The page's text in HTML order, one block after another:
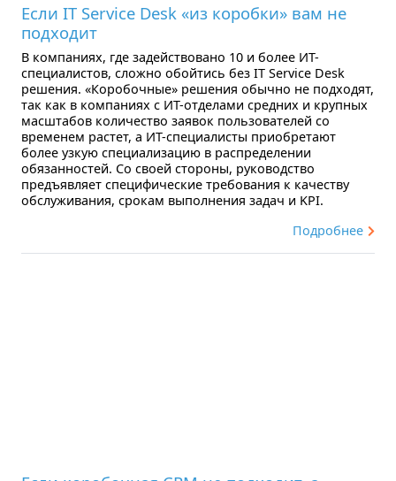
Если IT Service Desk «из коробки» вам не
подходит
В компаниях, где задействовано 10 и более ИТ-
специалистов, сложно обойтись без IT Service Desk
решения. «Коробочные» решения обычно не подходят,
так как в компаниях с ИТ-отделами средних и крупных
масштабов количество заявок пользователей со
временем растет, а ИТ-специалисты приобретают
более узкую специализацию в распределении
обязанностей. Со своей стороны, руководство
предъявляет специфические требования к качеству
обслуживания, срокам выполнения задач и KPI.
Подробнее